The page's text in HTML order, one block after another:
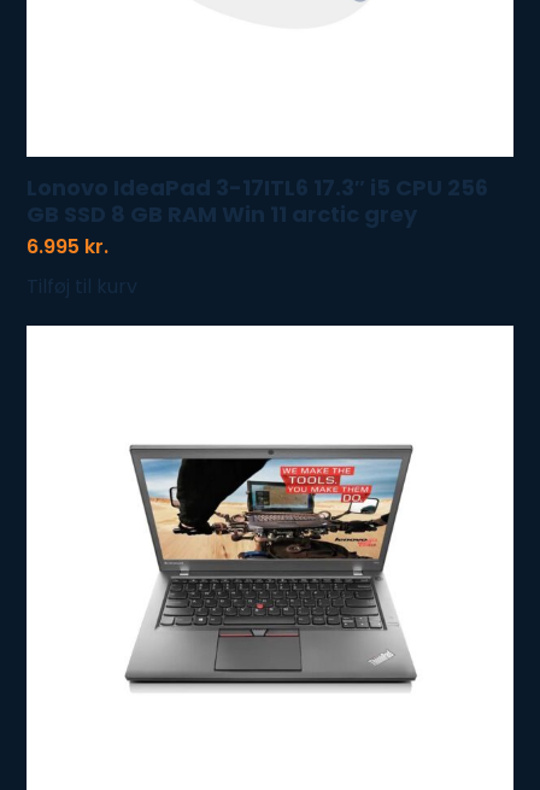
Lonovo IdeaPad 3-17ITL6 17.3″ i5 CPU 256
GB SSD 8 GB RAM Win 11 arctic grey
6.995 kr.
Tilføj til kurv